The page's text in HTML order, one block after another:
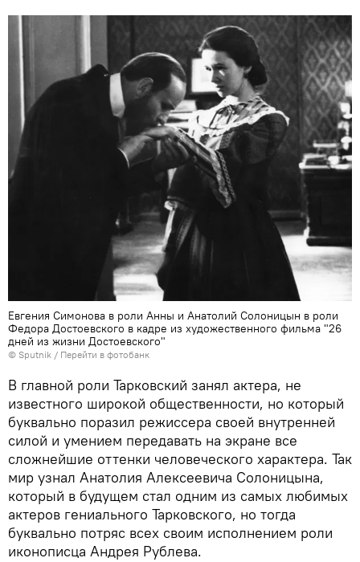
Евгения Симонова в роли Анны и Анатолий Солоницын в роли
Федора Достоевского в кадре из художественного фильма "26
дней из жизни Достоевского"
© Sputnik / Перейти в фотобанк
В главной роли Тарковский занял актера, не
известного широкой общественности, но который
буквально поразил режиссера своей внутренней
силой и умением передавать на экране все
сложнейшие оттенки человеческого характера. Так
мир узнал Анатолия Алексеевича Солоницына,
который в будущем стал одним из самых любимых
актеров гениального Тарковского, но тогда
буквально потряс всех своим исполнением роли
иконописца Андрея Рублева.